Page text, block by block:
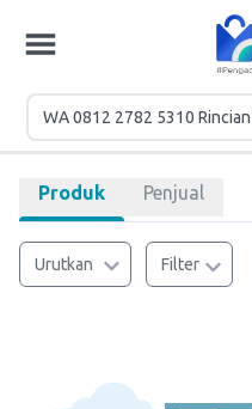
Produk Penjual
Urutkan Filter